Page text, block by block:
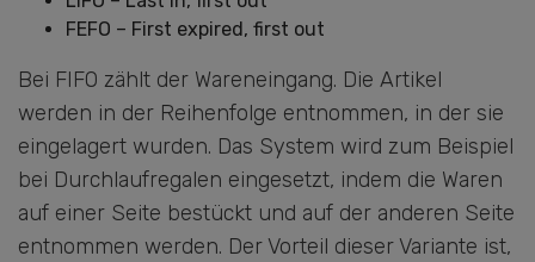
FEFO – First expired, first out
Bei FIFO zählt der Wareneingang. Die Artikel
werden in der Reihenfolge entnommen, in der sie
eingelagert wurden. Das System wird zum Beispiel
bei Durchlaufregalen eingesetzt, indem die Waren
auf einer Seite bestückt und auf der anderen Seite
entnommen werden. Der Vorteil dieser Variante ist,